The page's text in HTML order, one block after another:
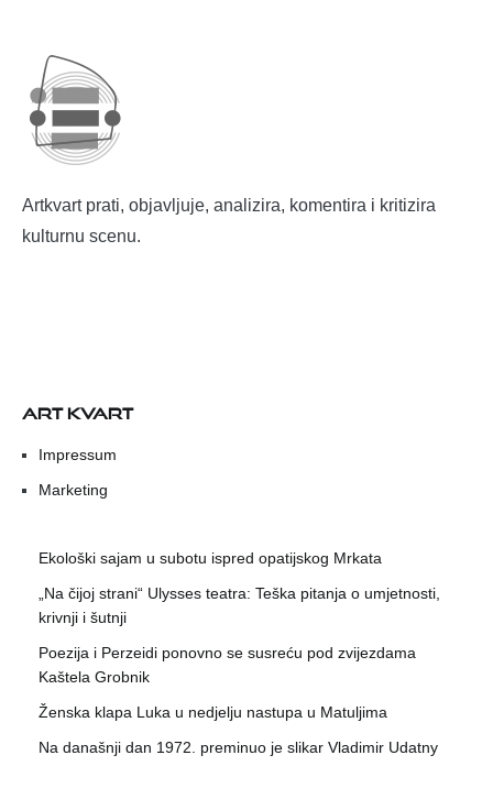
Artkvart prati, objavljuje, analizira, komentira i kritizira
kulturnu scenu.
ART KVART
Impressum
Marketing
Ekološki sajam u subotu ispred opatijskog Mrkata
„Na čijoj strani“ Ulysses teatra: Teška pitanja o umjetnosti,
krivnji i šutnji
Poezija i Perzeidi ponovno se susreću pod zvijezdama
Kaštela Grobnik
Ženska klapa Luka u nedjelju nastupa u Matuljima
Na današnji dan 1972. preminuo je slikar Vladimir Udatny